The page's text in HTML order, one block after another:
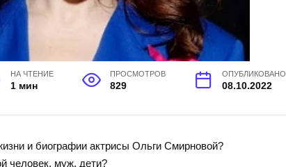
НА ЧТЕНИЕ
1 мин
ПРОСМОТРОВ
829
ОПУБЛИКОВАНО
08.10.2022
и биографии актрисы Ольги Смирновой?
человек, муж, дети?